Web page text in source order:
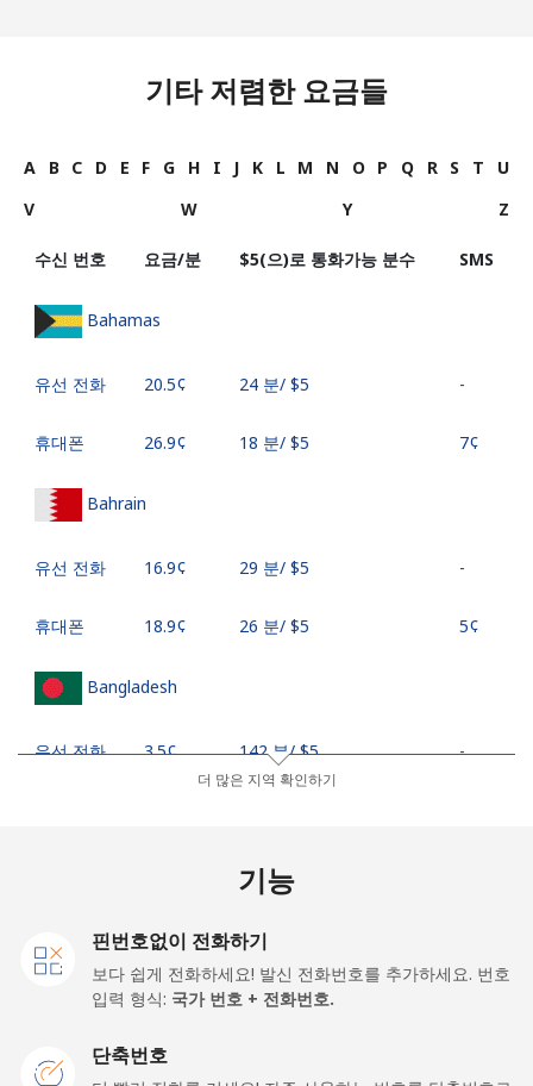
기타 저렴한 요금들
A B C D E F G H I J K L M N O P Q R S T
U
V
W Y Z
수신 번호 요금/분 ⁦$5⁩(으)로 통화가능 분수 SMS
Bahamas
유선 전화 ⁦20.5¢⁩ 24 분/ ⁦$5⁩ -
휴대폰 ⁦26.9¢⁩ 18 분/ ⁦$5⁩ ⁦7¢⁩
Bahrain
유선 전화 ⁦16.9¢⁩ 29 분/ ⁦$5⁩ -
휴대폰 ⁦18.9¢⁩ 26 분/ ⁦$5⁩ ⁦5¢⁩
Bangladesh
유선 전화 ⁦3.5¢⁩ 142 분/ ⁦$5⁩ -
유선 전화 ⁦28.5¢⁩ 17 분/ ⁦$5⁩
⁦32.5¢⁩ 15 분/ ⁦$5⁩
Belarus
더 많은 지역 확인하기
기능
핀번호없이 전화하기
보다 쉽게 전화하세요! 발신 전화번호를 추가하세요. 번호
입력 형식: 국가 번호 + 전화번호.
단축번호